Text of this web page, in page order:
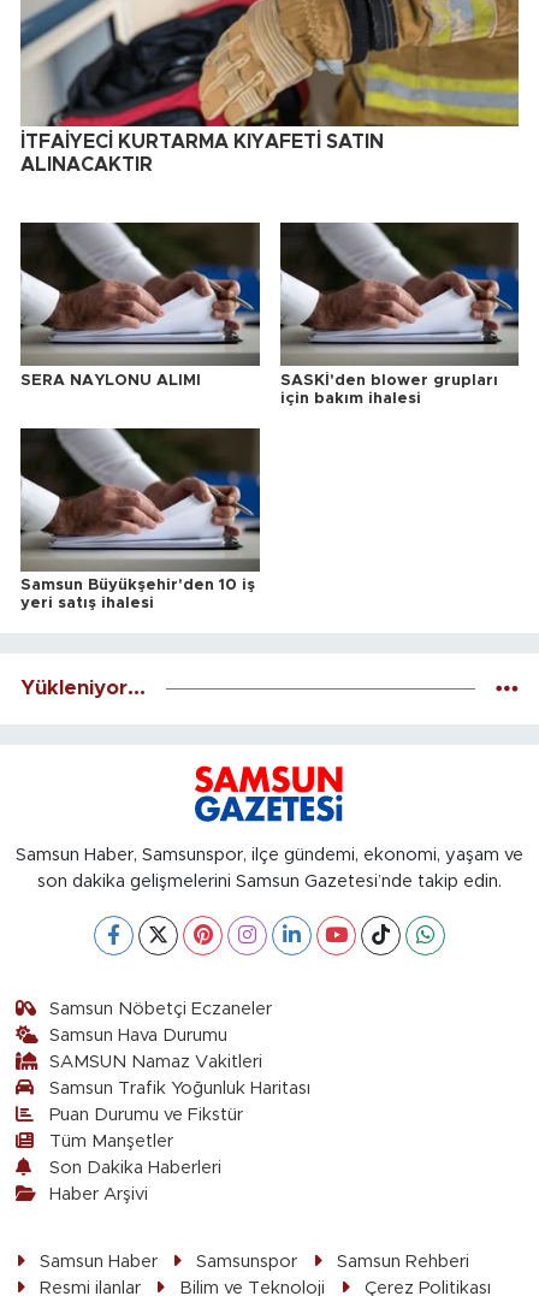
İTFAİYECİ KURTARMA KIYAFETİ SATIN
ALINACAKTIR
SERA NAYLONU ALIMI
SASKİ'den blower grupları
için bakım ihalesi
Samsun Büyükşehir'den 10 iş
yeri satış ihalesi
Yükleniyor...
Samsun Haber, Samsunspor, ilçe gündemi, ekonomi, yaşam ve
son dakika gelişmelerini Samsun Gazetesi’nde takip edin.
Samsun Nöbetçi Eczaneler
Samsun Hava Durumu
SAMSUN Namaz Vakitleri
Samsun Trafik Yoğunluk Haritası
Puan Durumu ve Fikstür
Tüm Manşetler
Son Dakika Haberleri
Haber Arşivi
Samsun Haber Samsunspor
Samsun Rehberi
Resmi ilanlar
Bilim ve Teknoloji Çerez Politikası